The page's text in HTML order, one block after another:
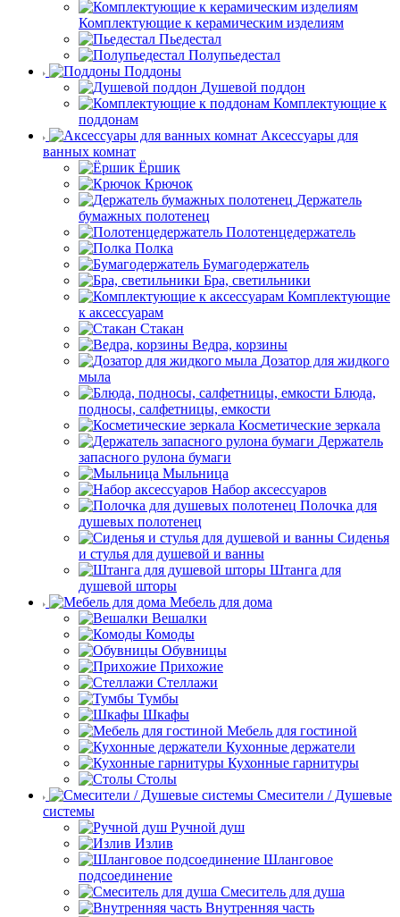
Комплектующие к керамическим изделиям
Пьедестал
Полупьедестал
Поддоны
Душевой поддон
Комплектующие к
поддонам
Аксессуары для
ванных комнат
Ёршик
Крючок
Держатель
бумажных полотенец
Полотенцедержатель
Полка
Бумагодержатель
Бра, светильники
Комплектующие
к аксессуарам
Стакан
Ведра, корзины
Дозатор для жидкого
мыла
Блюда,
подносы, салфетницы, емкости
Косметические зеркала
Держатель
запасного рулона бумаги
Мыльница
Набор аксессуаров
Полочка для
душевых полотенец
Сиденья
и стулья для душевой и ванны
Штанга для
душевой шторы
Мебель для дома
Вешалки
Комоды
Обувницы
Прихожие
Стеллажи
Тумбы
Шкафы
Мебель для гостиной
Кухонные держатели
Кухонные гарнитуры
Столы
Смесители / Душевые
системы
Ручной душ
Излив
Шланговое
подсоединение
Смеситель для душа
Внутренняя часть